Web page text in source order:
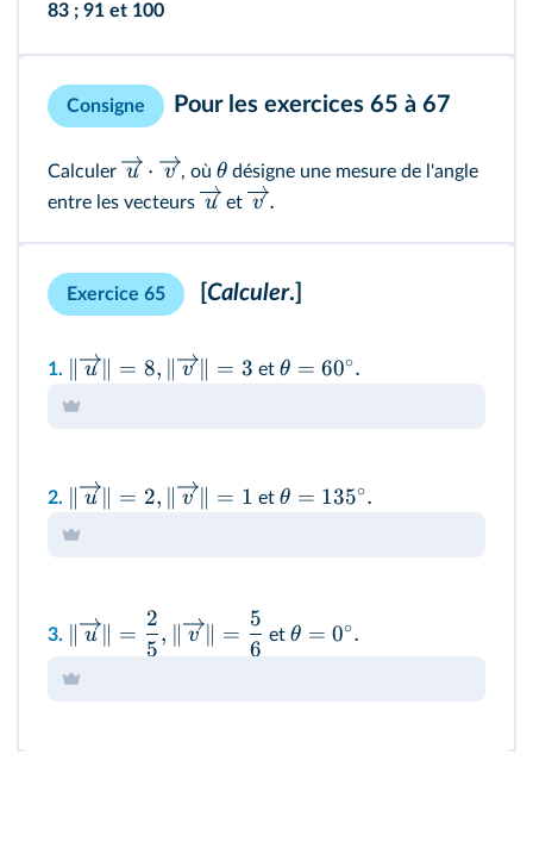
83 ; 91 et 100
Consigne Pour les exercices 65 à 67
Calculer u ⋅ v , où θ désigne une mesure de l'angle
entre les vecteurs u et v .
Exercice 65 Calculer.]
1. u = 8, v = 3 et θ = 60∘.
2. u = 2, v = 1 et θ = 135∘.
3. u =
5
2
, v ∥ =
6
5
etθ = 0∘.